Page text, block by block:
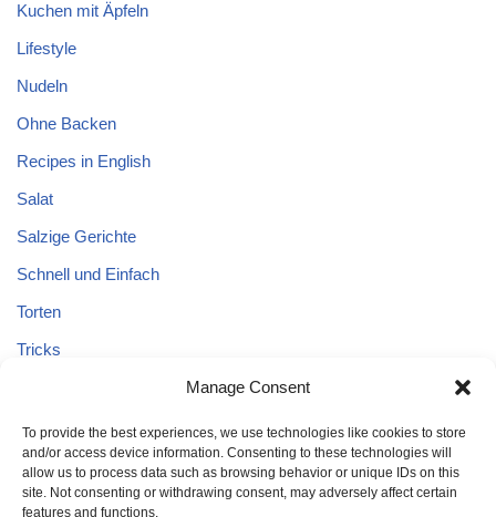
Manage Consent
To provide the best experiences, we use technologies like cookies to store
and/or access device information. Consenting to these technologies will
allow us to process data such as browsing behavior or unique IDs on this
site. Not consenting or withdrawing consent, may adversely affect certain
features and functions.
Kuchen mit Äpfeln
Lifestyle
Nudeln
Ohne Backen
Recipes in English
Salat
Salzige Gerichte
Schnell und Einfach
Torten
Tricks
Uncategorized
Vegane Kuchen